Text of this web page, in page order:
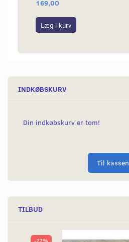
169,00
Læg i kurv
INDKØBSKURV
Din indkøbskurv er tom!
Til kassen
TILBUD
-27%